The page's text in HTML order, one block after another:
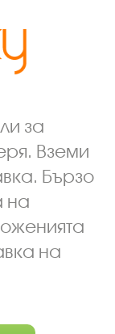
за
Вземи
Бързо
на
на